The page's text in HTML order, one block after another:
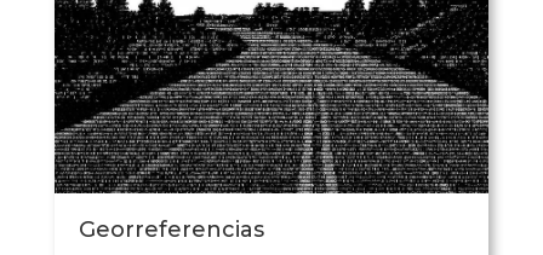
Georreferencias